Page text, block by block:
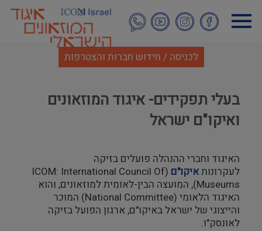
לתוכן
העיקרי
לכניסה / חידוש חברות והצטרפות
בעלי תפקידים- איגוד המוזאונים
ואיקו"ם ישראל
האיגוד וחברי ההנהלה פועלים בזיקה
לעקרונותאיקו"ם (ICOM: International Council Of
Museums), המועצה הבין-לאומית למוזאונים, והוא
האיגוד הלאומי (National Committee) המוכר
והייצוגי של ישראל באיקו"ם, ארגון הפועל בזיקה
לאונסק"ו.